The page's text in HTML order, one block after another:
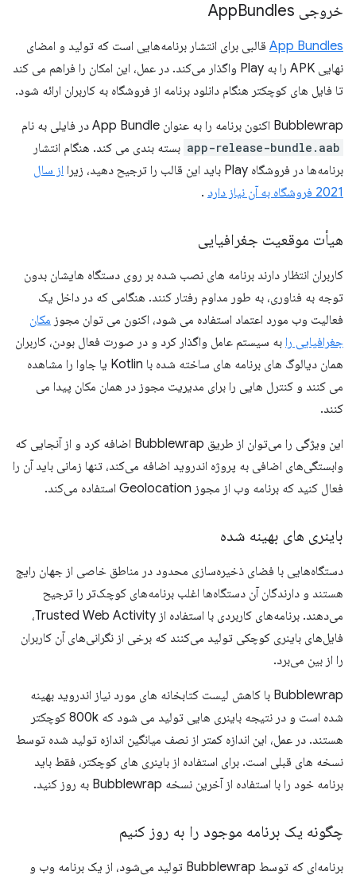
خروجی App Bundles
App Bundles قالبی برای انتشار برنامه‌هایی است که تولید و امضای
نهایی APK را به Play واگذار می‌کند. در عمل، این امکان را فراهم می کند
تا فایل های کوچکتر هنگام دانلود برنامه از فروشگاه به کاربران ارائه شود.
Bubblewrap اکنون برنامه را به عنوان App Bundle در فایلی به نام
app-release-bundle.aab بسته بندی می کند. هنگام انتشار
برنامه‌ها در فروشگاه Play باید این قالب را ترجیح دهید، زیرا
از سال
2021 فروشگاه به آن نیاز دارد
.
هیأت موقعیت جغرافیایی
کاربران انتظار دارند برنامه های نصب شده بر روی دستگاه هایشان بدون
توجه به فناوری، به طور مداوم رفتار کنند. هنگامی که در داخل یک
فعالیت وب مورد اعتماد استفاده می شود، اکنون می توان مجوز مکان
جغرافیایی را به سیستم عامل واگذار کرد و در صورت فعال بودن، کاربران
همان دیالوگ های برنامه های ساخته شده با Kotlin یا جاوا را مشاهده
می کنند و کنترل هایی را برای مدیریت مجوز در همان مکان پیدا می
کنند.
این ویژگی را می‌توان از طریق Bubblewrap اضافه کرد و از آنجایی که
وابستگی‌های اضافی به پروژه اندروید اضافه می‌کند، تنها زمانی باید آن را
فعال کنید که برنامه وب از مجوز Geolocation استفاده می‌کند.
باینری های بهینه شده
دستگاه‌هایی با فضای ذخیره‌سازی محدود در مناطق خاصی از جهان رایج
هستند و دارندگان آن دستگاه‌ها اغلب برنامه‌های کوچک‌تر را ترجیح
می‌دهند. برنامه‌های کاربردی با استفاده از Trusted Web Activity،
فایل‌های باینری کوچکی تولید می‌کنند که برخی از نگرانی‌های آن کاربران
را از بین می‌برد.
Bubblewrap با کاهش لیست کتابخانه های مورد نیاز اندروید بهینه
شده است و در نتیجه باینری هایی تولید می شود که 800k کوچکتر
هستند. در عمل، این اندازه کمتر از نصف میانگین اندازه تولید شده توسط
نسخه های قبلی است. برای استفاده از باینری های کوچکتر، فقط باید
برنامه خود را با استفاده از آخرین نسخه Bubblewrap به روز کنید.
چگونه یک برنامه موجود را به روز کنیم
برنامه‌ای که توسط Bubblewrap تولید می‌شود، از یک برنامه وب و